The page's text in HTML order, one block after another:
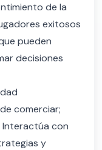
de la
exitosos
pueden
decisiones
comerciar;
Interactúa con
y